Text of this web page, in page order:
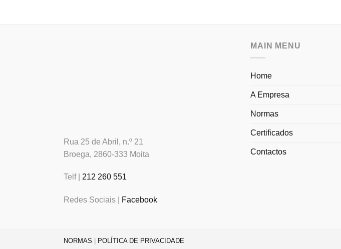
Rua 25 de Abril, n.º 21
Broega, 2860-333 Moita
Telf | 212 260 551
Redes Sociais | Facebook
MAIN MENU
Home
A Empresa
Normas
Certificados
Contactos
NORMAS POLÍTICA DE PRIVACIDADE